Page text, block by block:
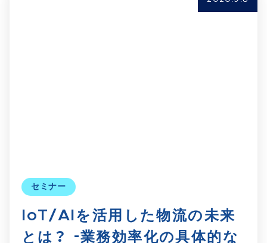
セミナー
IoT/AIを活用した物流の未来
とは？ -業務効率化の具体的な